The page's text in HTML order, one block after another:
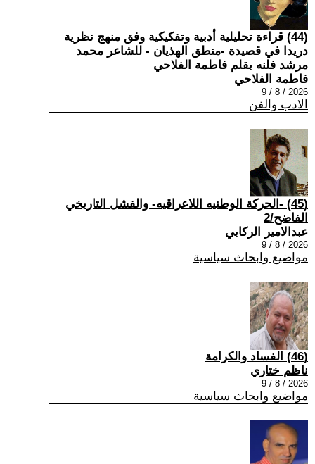
(44) قراءة تحليلية أدبية وتفكيكية وفق منهج نظرية
دريدا في قصيدة -منطق الهذيان - للشاعر محمد
مرشد فلنه بقلم فاطمة الفلاحي
فاطمة الفلاحي
2026 / 8 / 9
الادب والفن
(45) -الحركة الوطنيه اللاعراقيه- والفشل التاريخي
الفاضح/2
عبدالامير الركابي
2026 / 8 / 9
مواضيع وابحاث سياسية
(46) الفساد والكرامة
ناظم ختاري
2026 / 8 / 9
مواضيع وابحاث سياسية